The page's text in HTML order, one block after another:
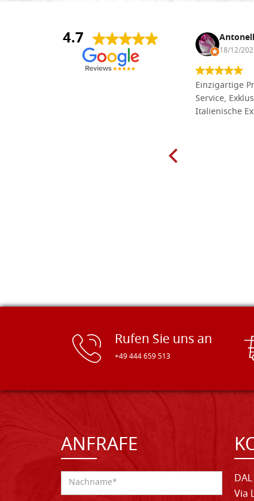
4.7
Anna Maria Negri
18/12/
Einzigartige
Service,
Italienische
Rufen Sie uns an
+49 444 659 513
ANFRAFE
Via